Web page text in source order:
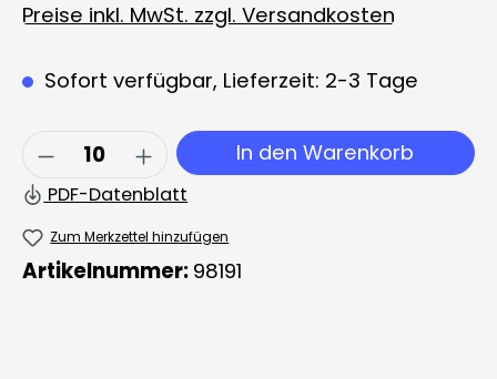
Preise inkl. MwSt. zzgl. Versandkosten
Sofort verfügbar, Lieferzeit: 2-3 Tage
Produkt Anzahl: Gib den
In den Warenkorb
PDF-Datenblatt
Zum Merkzettel hinzufügen
Artikelnummer: 98191